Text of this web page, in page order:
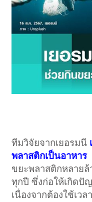
ทีมวิจัยจากเยอรมนี
พลาสติกเป็นอาหาร
ขยะพลาสติกหลาย
ทุกปี ซึ่งก่อให้เกิดปั
เนื่องจากต้องใช้เว